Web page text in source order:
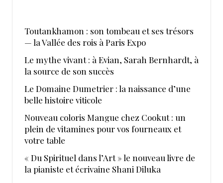
Toutankhamon : son tombeau et ses trésors
— la Vallée des rois à Paris Expo
Le mythe vivant : à Evian, Sarah Bernhardt, à
la source de son succès
Le Domaine Dumetrier : la naissance d’une
belle histoire viticole
Nouveau coloris Mangue chez Cookut : un
plein de vitamines pour vos fourneaux et
votre table
« Du Spirituel dans l’Art » le nouveau livre de
la pianiste et écrivaine Shani Diluka